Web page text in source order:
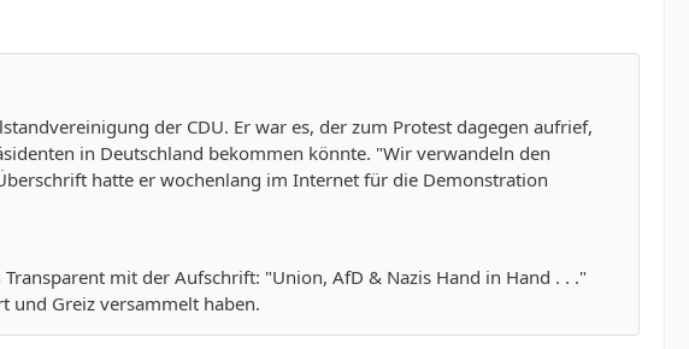
der CDU. Er war es, der zum Protest dagegen aufrief,
in Deutschland bekommen könnte. "Wir verwandeln den
hatte er wochenlang im Internet für die Demonstration
mit der Aufschrift: "Union, AfD & Nazis Hand in Hand . . ."
und Greiz versammelt haben.